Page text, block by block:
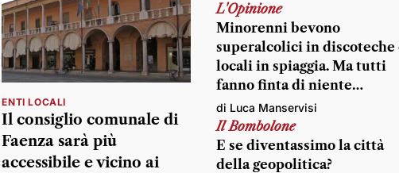
ENTI LOCALI
Il consiglio comunale di
Faenza sarà più
accessibile e vicino ai
L'Opinione
Minorenni bevono
superalcolici in discoteche
locali in spiaggia. Ma tutti
fanno finta di niente…
di Luca Manservisi
Il Bombolone
E se diventassimo la città
della geopolitica?